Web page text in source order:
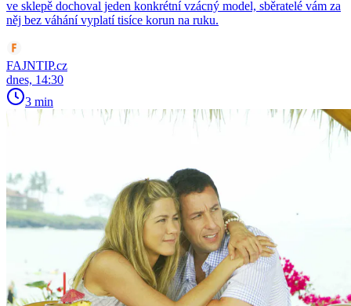
ve sklepě dochoval jeden konkrétní vzácný model, sběratelé vám za
něj bez váhání vyplatí tisíce korun na ruku.
FAJNTIP.cz
dnes, 14:30
3 min